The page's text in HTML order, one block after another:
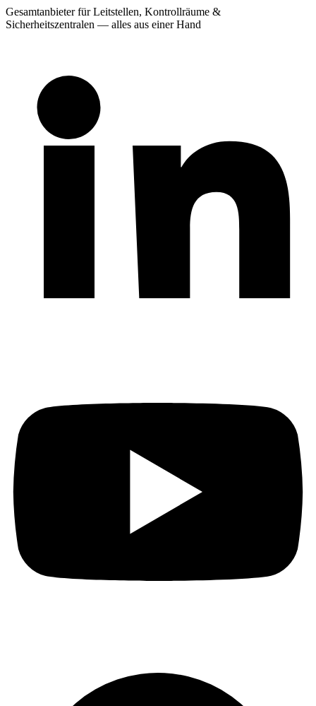
Gesamtanbieter für Leitstellen, Kontrollräume &
Sicherheitszentralen — alles aus einer Hand